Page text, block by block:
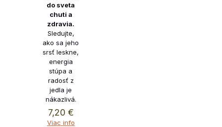
do sveta
chuti a
zdravia.
Sledujte,
ako sa jeho
srsť leskne,
energia
stúpa a
radosť z
jedla je
nákazlivá.
7,20 €
Viac info